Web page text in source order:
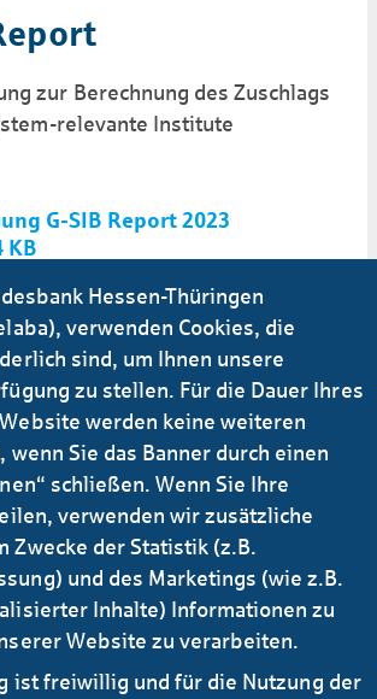
zur Berechnung des Zuschlags
relevante Institute
G-SIB Report 2023
KB
G-SIB Report 2022
KB
G-SIB Report 2021
G-SIB Report 2020
Hessen-Thüringen
verwenden Cookies, die
sind, um Ihnen unsere
zu stellen. Für die Dauer Ihres
werden keine weiteren
wenn Sie das Banner durch einen
schließen. Wenn Sie Ihre
verwenden wir zusätzliche
Zwecke der Statistik (z.B.
und des Marketings (wie z.B.
Inhalte) Informationen zu
Website zu verarbeiten.
ist freiwillig und für die Nutzung der